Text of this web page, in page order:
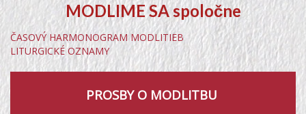
MODLIME SA spoločne
ČASOVÝ HARMONOGRAM MODLITIEB
LITURGICKÉ OZNAMY
PROSBY O MODLITBU